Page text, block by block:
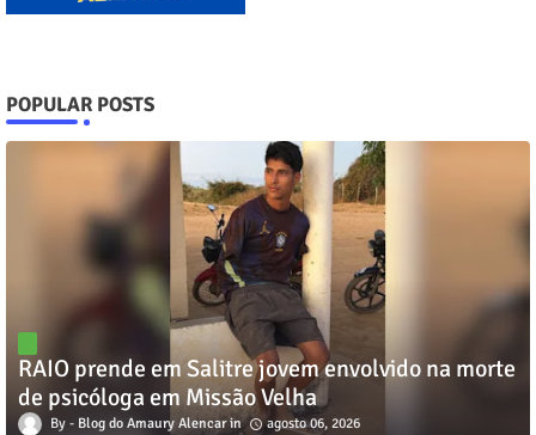
POPULAR POSTS
RAIO prende em Salitre jovem envolvido na morte
de psicóloga em Missão Velha
Blog do Amaury Alencar agosto 06, 2026